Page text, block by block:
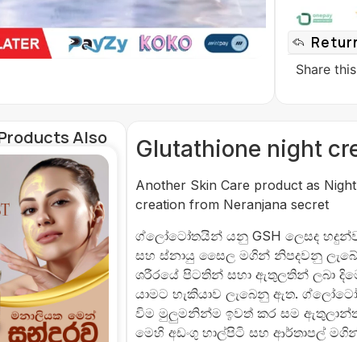
Share
Also Glutathione night
Another Skin Care product as
creation from Neranjana secret
ග්ලෝටෝතයින් යනු GSH ලෙසද
සහ ස්නායු සෛල මගින් නිපදවනු
ශරීරයේ පිටතින් සහා ඇතුලතින් ලබා
යාමට හැකියාව ලැබෙනු ඇත.
විම මුලුමනින්ම ඉවත් කර සම
මෙහි අඩංගු හාල්පිටි සහ ආර්තාපල්